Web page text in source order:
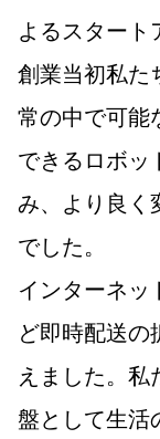
よるスタート
創業当初私た
常の中で可能
できるロボッ
み、より良く
でした。
インターネッ
ど即時配送
えました。
盤として生活